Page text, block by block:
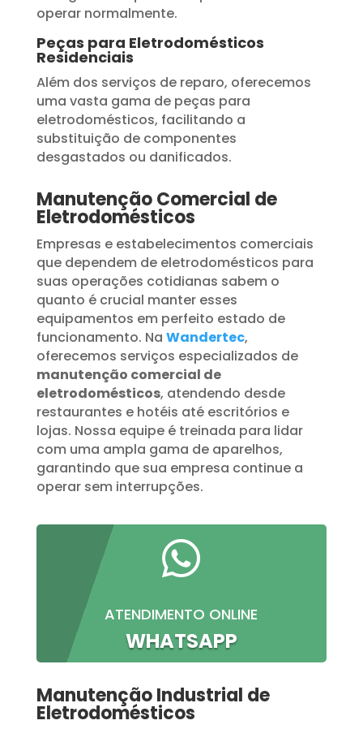
operar normalmente.
Peças para Eletrodomésticos
Residenciais
Além dos serviços de reparo, oferecemos
uma vasta gama de peças para
eletrodomésticos, facilitando a
substituição de componentes
desgastados ou danificados.
Manutenção Comercial de
Eletrodomésticos
Empresas e estabelecimentos comerciais
que dependem de eletrodomésticos para
suas operações cotidianas sabem o
quanto é crucial manter esses
equipamentos em perfeito estado de
funcionamento. Na Wandertec,
oferecemos serviços especializados de
manutenção comercial de
eletrodomésticos, atendendo desde
restaurantes e hotéis até escritórios e
lojas. Nossa equipe é treinada para lidar
com uma ampla gama de aparelhos,
garantindo que sua empresa continue a
operar sem interrupções.

ATENDIMENTO ONLINE
WHATSAPP
Manutenção Industrial de
Eletrodomésticos